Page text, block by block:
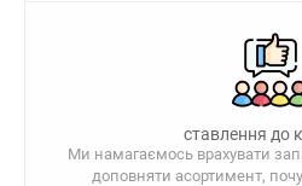
ставлення до
Ми намагаємось врахувати
доповняти асортимент,